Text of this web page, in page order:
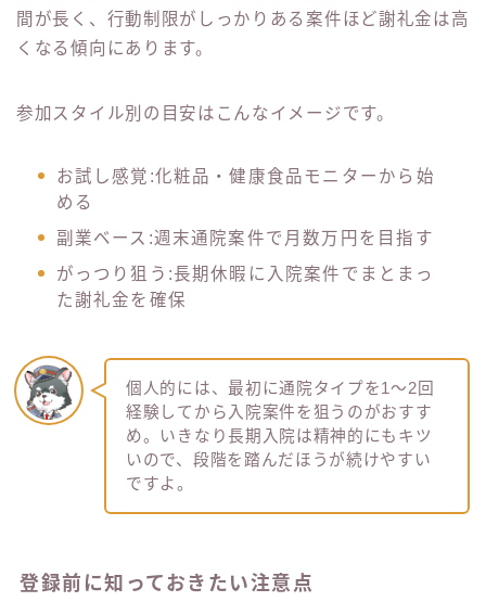
間が長く、行動制限がしっかりある案件ほど謝礼金は高
くなる傾向にあります。
参加スタイル別の目安はこんなイメージです。
お試し感覚:化粧品・健康食品モニターから始
める
副業ベース:週末通院案件で月数万円を目指す
がっつり狙う:長期休暇に入院案件でまとまっ
た謝礼金を確保
個人的には、最初に通院タイプを1〜2回
経験してから入院案件を狙うのがおすす
め。いきなり長期入院は精神的にもキツ
いので、段階を踏んだほうが続けやすい
ですよ。
登録前に知っておきたい注意点